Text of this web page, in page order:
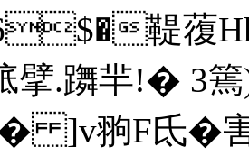
鞮
掋擘.躌羋!�
� ]v翑F氐